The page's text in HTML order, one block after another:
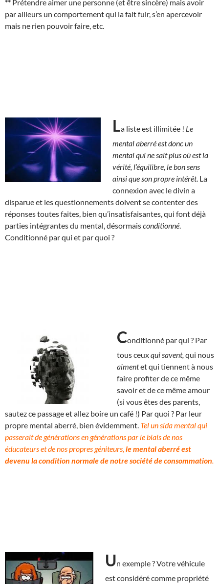
** Prétendre aimer une personne (et être sincère) mais avoir
par ailleurs un comportement qui la fait fuir, s’en apercevoir
mais ne rien pouvoir faire, etc.
La liste est illimitée ! Le
mental aberré est donc un
mental qui ne sait plus où est la
vérité, l’équilibre, le bon sens
ainsi que son propre intérêt. La
connexion avec le divin a
disparue et les questionnements doivent se contenter des
réponses toutes faites, bien qu’insatisfaisantes, qui font déjà
parties intégrantes du mental, désormaisconditionné
Conditionné par qui et par quoi ?
Conditionné par qui ? Par
tous ceuxqui savent, qui nous
aimentet qui tiennent à nous
faire profiter de ce même
savoir et de ce même amour
(si vous êtes des parents,
sautez ce passage et allez boire un café !) Par quoi ? Par leur
propre mental aberré, bien évidemment. Tel un sida mental qui
passerait de générations en générations par le biais de nos
éducateurs et de nos propres géniteurs, le mental aberré est
devenu la condition normale de notre société de consommation
Un exemple ? Votre véhicule
est considéré comme propriété